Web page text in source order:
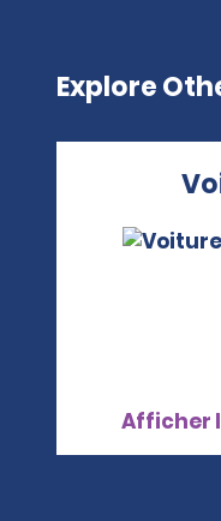
Explore
Afficher